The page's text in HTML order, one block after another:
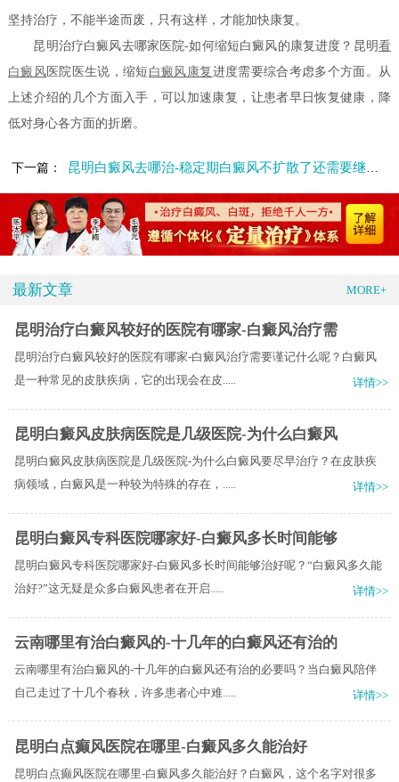
坚持治疗，不能半途而废，只有这样，才能加快康复。
昆明治疗白癜风去哪家医院-如何缩短白癜风的康复进度？昆明看
白癜风 医院医生说，缩短 白癜风康复 进度需要综合考虑多个方面。从
上述介绍的几个方面入手，可以加速康复，让患者早日恢复健康，降
低对身心各方面的折磨。
下一篇： 昆明白癜风去哪治-稳定期白癜风不扩散了还需要继续治疗吗
最新文章 MORE+
昆明治疗白癜风较好的医院有哪家-白癜风治疗需
昆明治疗白癜风较好的医院有哪家-白癜风治疗需要谨记什么呢？白癜风
是一种常见的皮肤疾病，它的出现会在皮.....
详情>>
昆明白癜风皮肤病医院是几级医院-为什么白癜风
昆明白癜风皮肤病医院是几级医院-为什么白癜风要尽早治疗？在皮肤疾
病领域，白癜风是一种较为特殊的存在，.....
详情>>
昆明白癜风专科医院哪家好-白癜风多长时间能够
昆明白癜风专科医院哪家好-白癜风多长时间能够治好呢？“白癜风多久能
治好?”这无疑是众多白癜风患者在开启.....
详情>>
云南哪里有治白癜风的-十几年的白癜风还有治的
云南哪里有治白癜风的-十几年的白癜风还有治的必要吗？当白癜风陪伴
自己走过了十几个春秋，许多患者心中难.....
详情>>
昆明白点癫风医院在哪里-白癜风多久能治好
昆明白点癫风医院在哪里-白癜风多久能治好？白癜风，这个名字对很多